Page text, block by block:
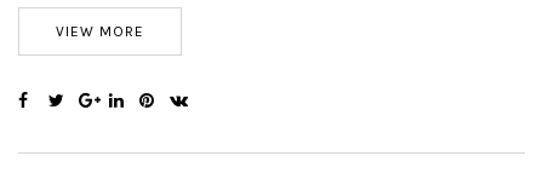
VIEW MORE